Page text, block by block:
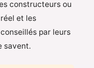
constructeurs ou
et les
par leurs
savent.